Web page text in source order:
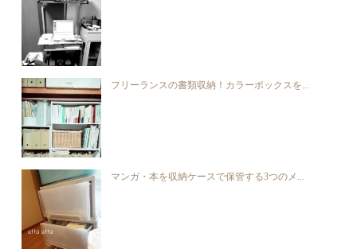
フリーランスの書類収納！カラーボックスを...
マンガ・本を収納ケースで保管する3つのメ...